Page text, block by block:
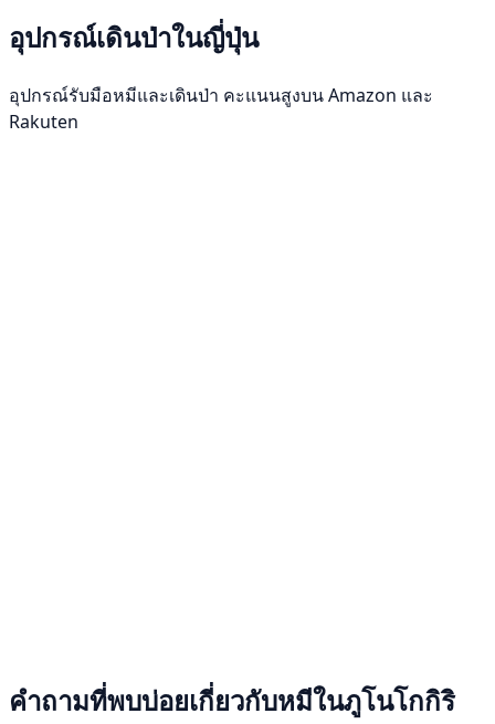
อุปกรณ์เดินป่าในญี่ปุ่น
อุปกรณ์รับมือหมีและเดินป่า คะแนนสูงบน Amazon และ
Rakuten
คำถามที่พบบ่อยเกี่ยวกับหมีในภูโนโกกิริ